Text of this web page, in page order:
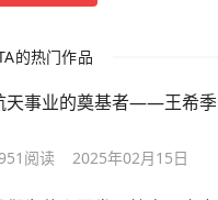
的热门作品
天事业的奠基者——王希季
阅读 2025年02月15日